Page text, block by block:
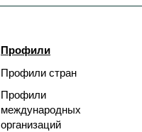
Профили
Профили стран
Профили
международных
организаций